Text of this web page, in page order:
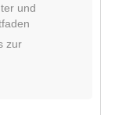
und
zur